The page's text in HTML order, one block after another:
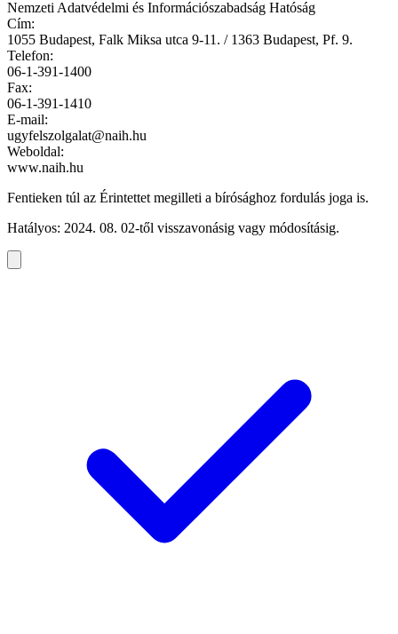
Nemzeti Adatvédelmi és Információszabadság Hatóság
Cím:
1055 Budapest, Falk Miksa utca 9-11. / 1363 Budapest, Pf. 9.
Telefon:
06-1-391-1400
Fax:
06-1-391-1410
E-mail:
ugyfelszolgalat@naih.hu
Weboldal:
www.naih.hu
Fentieken túl az Érintettet megilleti a bírósághoz fordulás joga is.
Hatályos: 2024. 08. 02-től visszavonásig vagy módosításig.